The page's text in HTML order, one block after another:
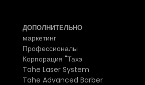
ДОПОЛНИТЕЛЬНО
маркетинг
Профессионалы
Корпорация "Тахэ
Tahe Laser System
Tahe Advanced Barber